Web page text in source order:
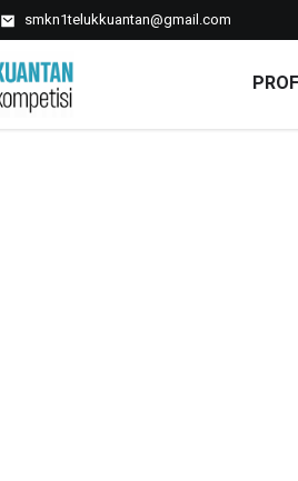
smkn1telukkuantan@gmail.com